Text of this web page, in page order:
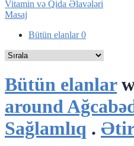
Vitamin və Qida Əlavələri
Masaj
Bütün elanlar0
Bütün elanlar
around
Sağlamlıq .